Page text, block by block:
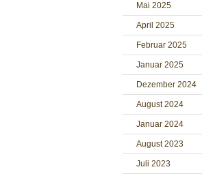
Mai 2025
April 2025
Februar 2025
Januar 2025
Dezember 2024
August 2024
Januar 2024
August 2023
Juli 2023